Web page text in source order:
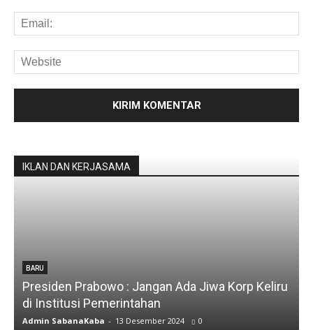
IKLAN DAN KERJASAMA
BARU
Presiden Prabowo : Jangan Ada Jiwa Korp Keliru
di Institusi Pemerintahan
Admin SabanaKaba - 13 Desember 2024 0